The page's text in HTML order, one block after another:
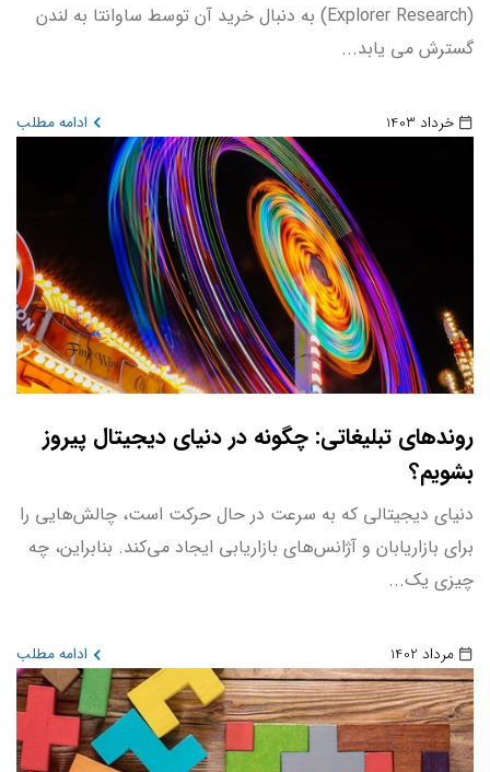
(Explorer Research) به دنبال خرید آن توسط ساوانتا به لندن
گسترش می یابد...
خرداد 1403 ادامه مطلب
روندهای تبلیغاتی: چگونه در دنیای دیجیتال پیروز
بشویم؟
دنیای دیجیتالی که به سرعت در حال حرکت است، چالش‌هایی را
برای بازاریابان و آژانس‌های بازاریابی ایجاد می‌کند. بنابراین، چه
چیزی یک...
مرداد 1402 ادامه مطلب